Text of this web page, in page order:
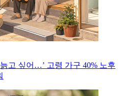
고 싶어…’ 고령 가구 40% 노후